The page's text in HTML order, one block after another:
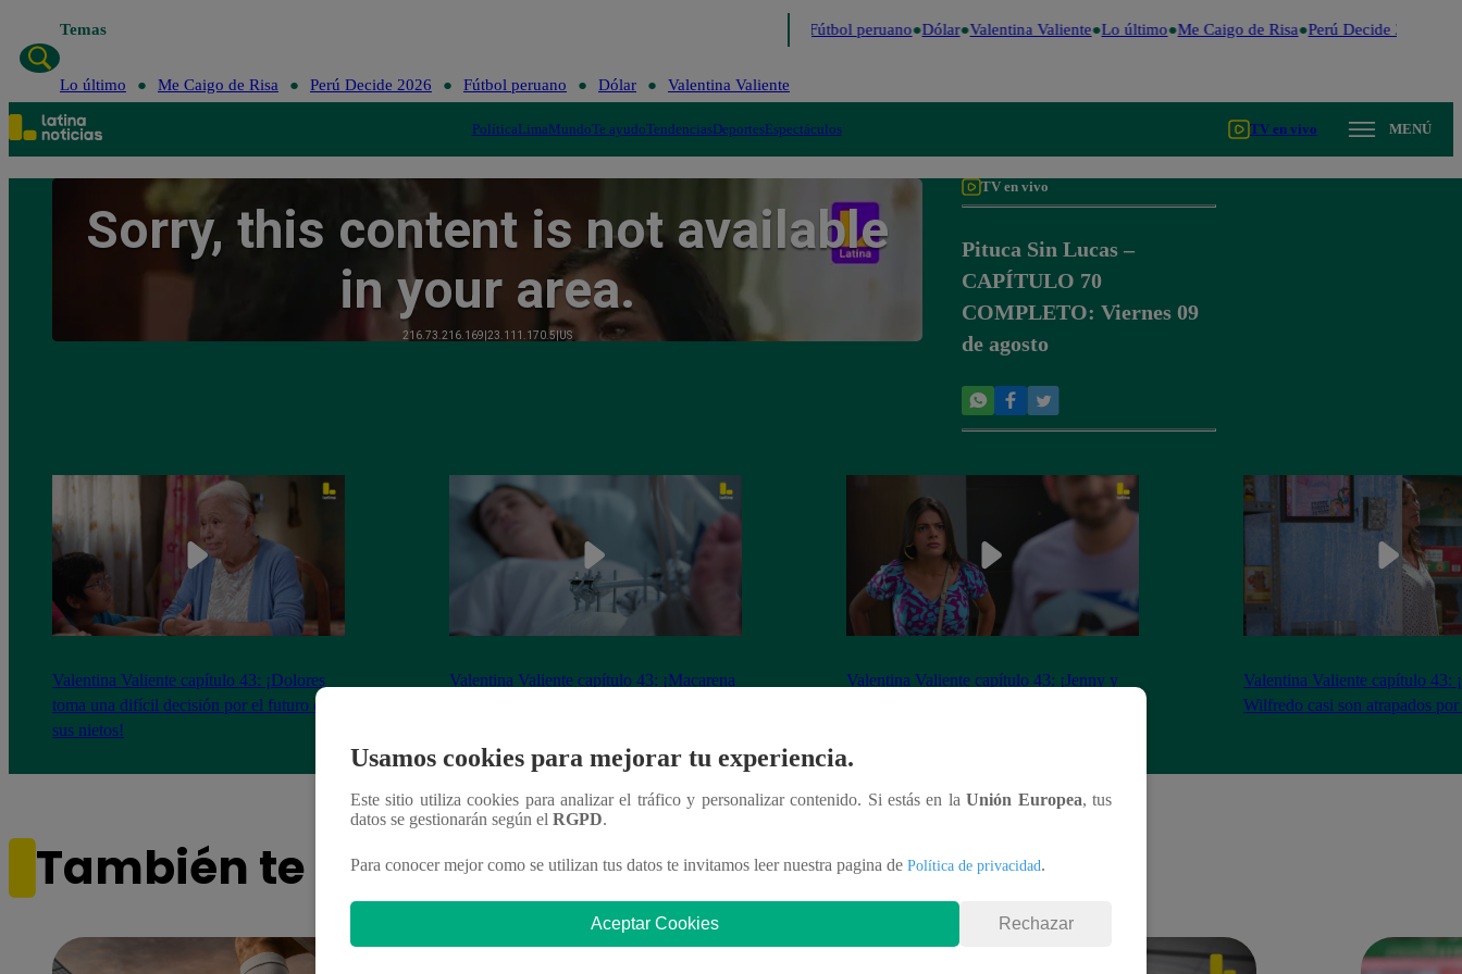
Temas Fútbol peruano Dólar Valentina Valiente Lo último Me Caigo de Risa Perú Decide 2026
Lo último Me Caigo de Risa Perú Decide 2026 Fútbol peruano Dólar Valentina Valiente
PolíticaLimaMundoTe ayudoTendenciasDeportesEspectáculos TV en vivo MENÚ
TV en vivo
Pituca Sin Lucas –
CAPÍTULO 70
COMPLETO: Viernes 09
de agosto
Valentina Valiente capítulo 43: ¡Dolores
toma una difícil decisión por el futuro de
sus nietos!
Valentina Valiente capítulo 43: ¡Macarena
Valentina Valiente capítulo 43: ¡Jenny y
Valentina Valiente capítulo 43:
Wilfredo casi son atrapados
También te puede interesar
Usamos cookies para mejorar tu experiencia.
Este sitio utiliza cookies para analizar el tráfico y personalizar contenido. Si estás en laUnión Europea, tus
datos se gestionarán según el RGPD.
Para conocer mejor como se utilizan tus datos te invitamos leer nuestra pagina de Política de privacidad.
Aceptar Cookies Rechazar